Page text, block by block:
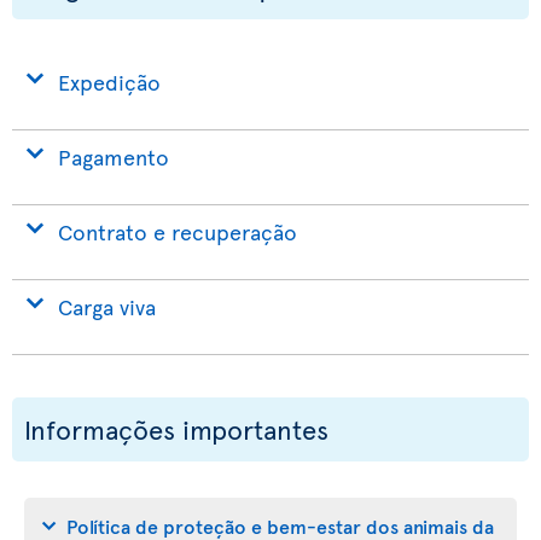
Expedição
Pagamento
Contrato e recuperação
Carga viva
Informações importantes
Política de proteção e bem-estar dos animais da